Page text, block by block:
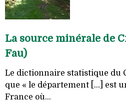
La source minérale de
Fau)
Le dictionnaire statistique du
que « le département [...] est
France où...